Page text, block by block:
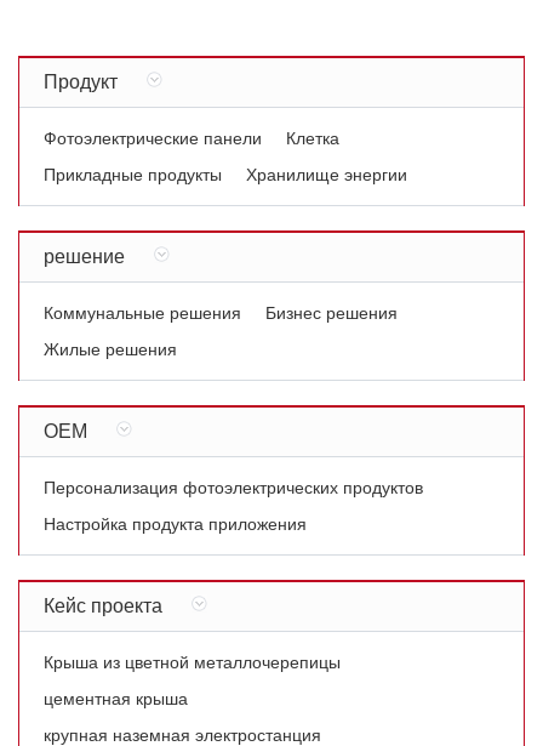
Продукт
Фотоэлектрические панели
Клетка
Прикладные продукты
Хранилище энергии
решение
Коммунальные решения
Бизнес решения
Жилые решения
ОЕМ
Персонализация фотоэлектрических продуктов
Настройка продукта приложения
Кейс проекта
Крыша из цветной металлочерепицы
цементная крыша
крупная наземная электростанция